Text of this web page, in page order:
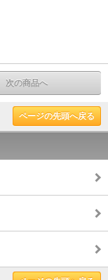
次の商品へ
ページの先頭へ戻る